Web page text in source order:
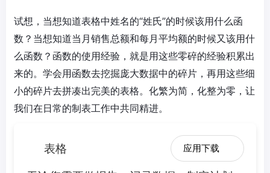
试想，当想知道表格中姓名的“姓氏”的时候该用什么函
数？当想知道当月销售总额和每月平均额的时候又该用什
么函数？函数的使用经验，就是用这些零碎的经验积累出
来的。学会用函数去挖掘庞大数据中的碎片，再用这些细
小的碎片去拼凑出完美的表格。化繁为简，化整为零，让
我们在日常的制表工作中共同精进。
表格 应用下载